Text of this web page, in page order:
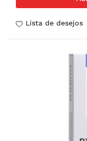
Lista de desejos